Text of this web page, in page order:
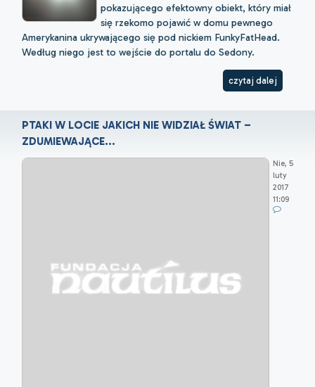
pokazującego efektowny obiekt, który miał
się rzekomo pojawić w domu pewnego
Amerykanina ukrywającego się pod nickiem FunkyFatHead.
Według niego jest to wejście do portalu do Sedony.
czytaj dalej
PTAKI W LOCIE JAKICH NIE WIDZIAŁ ŚWIAT –
ZDUMIEWAJĄCE...
Nie, 5
luty
2017
11:09